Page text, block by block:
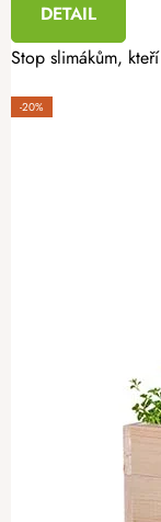
DETAIL
Stop slimákům,
-20%